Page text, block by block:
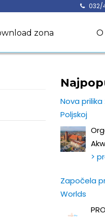
032/
zona O
Nova
Poljskoj
>
Započela
Worlds